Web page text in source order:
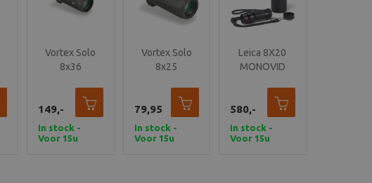
Vortex Solo
8x36
149,-
In stock -
Voor 15u
Vortex Solo
8x25
79,95
In stock -
Voor 15u
Leica 8X20
MONOVID
580,-
In stock -
Voor 15u